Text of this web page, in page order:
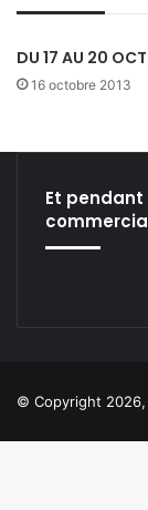
DU 17 AU 20
16 octobre 2013
Et
© Copyright